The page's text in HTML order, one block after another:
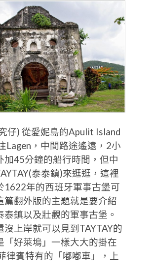
仔) 從愛妮島的Apulit Island
Lagen，中間路途遙遠，2小
加45分鐘的船行時間，但中
泰泰鎮)來逛逛，這裡
1622年的西班牙軍事古堡可
篇翻外版的主題就是要介紹
泰鎮以及壯觀的軍事古堡。
沒上岸就可以見到TAYTAY的
「好萊塢」一樣大大的掛在
律賓特有的「嘟嘟車」，上